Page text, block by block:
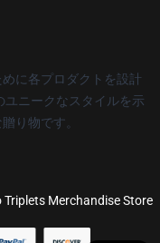
に各プロダクトを設計
ユニークなスタイルを示
り物です。
Triplets Merchandise Store